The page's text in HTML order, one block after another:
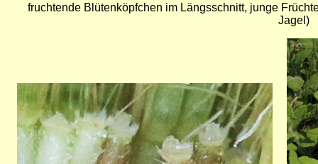
fruchtende Blütenköpfchen im Längsschnitt, junge
Jagel)
Bild
Bild